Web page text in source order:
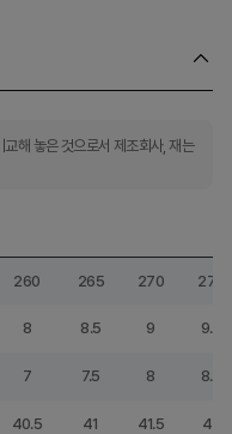
해 놓은 것으로서 제조회사, 재는
260 265 270 275
8 8.5 9 9.5
7 7.5 8 8.5
40.5 41 41.5 42